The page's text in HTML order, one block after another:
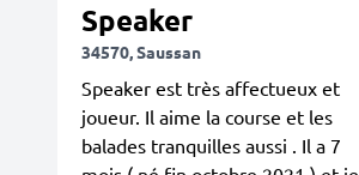
Speaker
34570, Saussan
Speaker est très affectueux et
joueur. Il aime la course et les
balades tranquilles aussi . Il a 7